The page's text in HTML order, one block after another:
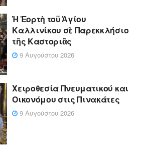
Ἡ Ἑορτὴ τοῦ Ἁγίου
Καλλινίκου σὲ Παρεκκλήσιο
τῆς Καστοριᾶς
9 Αυγούστου 2026
Χειροθεσία Πνευματικού και
Οικονόμου στις Πινακάτες
9 Αυγούστου 2026